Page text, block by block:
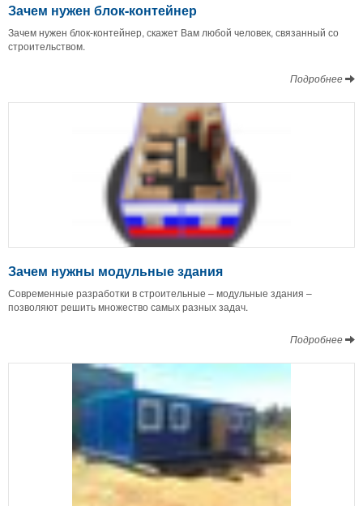
Зачем нужен блок-контейнер
Зачем нужен блок-контейнер, скажет Вам любой человек, связанный со
строительством.
Подробнее
Зачем нужны модульные здания
Современные разработки в строительные – модульные здания –
позволяют решить множество самых разных задач.
Подробнее